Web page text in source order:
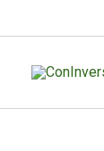
al